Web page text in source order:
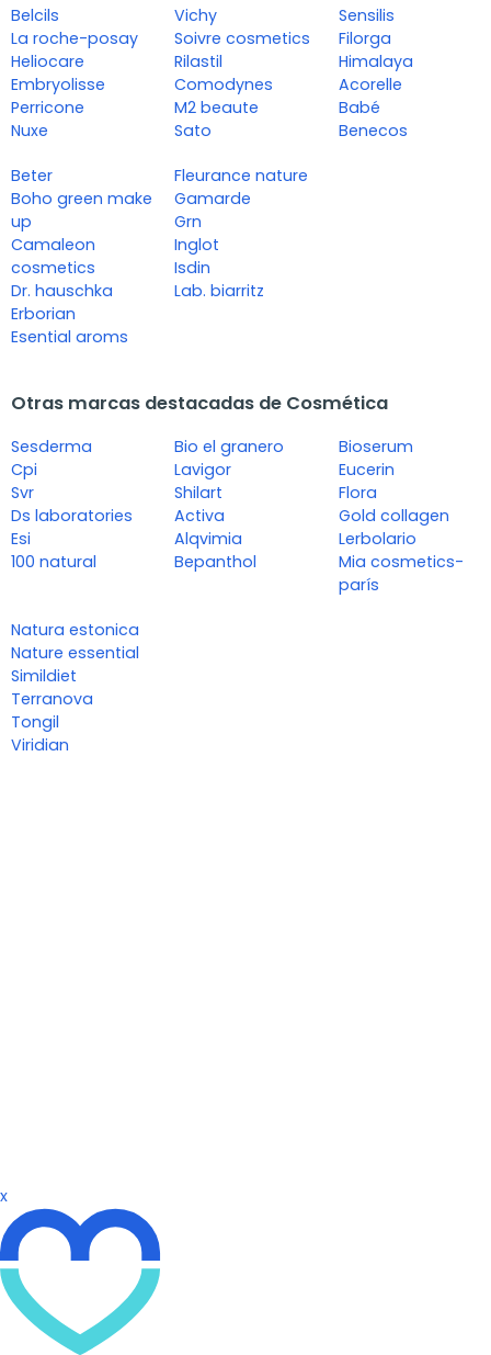
Belcils
La roche-posay
Heliocare
Embryolisse
Perricone
Nuxe
Vichy
Soivre cosmetics
Rilastil
Comodynes
M2 beaute
Sato
Sensilis
Filorga
Himalaya
Acorelle
Babé
Benecos
Beter
Boho green make
up
Camaleon
cosmetics
Dr. hauschka
Erborian
Esential aroms
Fleurance nature
Gamarde
Grn
Inglot
Isdin
Lab. biarritz
Otras marcas destacadas de Cosmética
Sesderma
Cpi
Svr
Ds laboratories
Esi
100 natural
Bio el granero
Lavigor
Shilart
Activa
Alqvimia
Bepanthol
Bioserum
Eucerin
Flora
Gold collagen
Lerbolario
Mia cosmetics-
parís
Natura estonica
Nature essential
Simildiet
Terranova
Tongil
Viridian
x